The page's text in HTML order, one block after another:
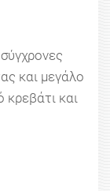
και μεγάλο
κρεβάτι και